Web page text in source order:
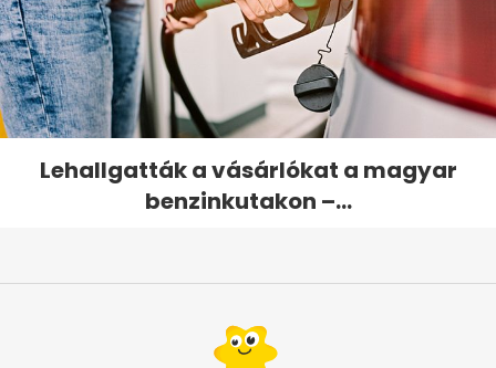
Lehallgatták a vásárlókat a magyar
benzinkutakon –...